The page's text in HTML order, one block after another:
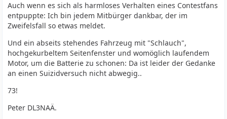
Auch wenn es sich als harmloses Verhalten eines Contestfans
entpuppte: Ich bin jedem Mitbürger dankbar, der im
Zweifelsfall so etwas meldet.
Und ein abseits stehendes Fahrzeug mit "Schlauch",
hochgekurbeltem Seitenfenster und womöglich laufendem
Motor, um die Batterie zu schonen: Da ist leider der Gedanke
an einen Suizidversuch nicht abwegig..
73!
Peter DL3NAÄ.